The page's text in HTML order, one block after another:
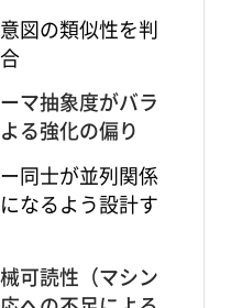
図の類似性を判
マ抽象度がバラ
る強化の偏り
同士が並列関係
なるよう設計す
可読性（マシン